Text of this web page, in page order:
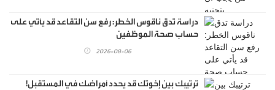
دراسة تدق ناقوس الخطر: رفع سن التقاعد قد يأتي على
حساب صحة الموظفين
2026-08-06
ترتيبك بين إخوتك قد يحدد أمراضك في المستقبل!